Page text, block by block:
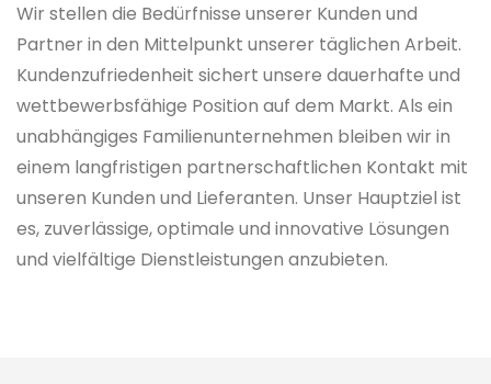
Wir stellen die Bedürfnisse unserer Kunden und
Partner in den Mittelpunkt unserer täglichen Arbeit.
Kundenzufriedenheit sichert unsere dauerhafte und
wettbewerbsfähige Position auf dem Markt. Als ein
unabhängiges Familienunternehmen bleiben wir in
einem langfristigen partnerschaftlichen Kontakt mit
unseren Kunden und Lieferanten. Unser Hauptziel ist
es, zuverlässige, optimale und innovative Lösungen
und vielfältige Dienstleistungen anzubieten.